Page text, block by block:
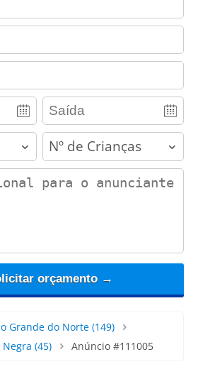
children
orçamento →
Grande do Norte(149)
Negra (45) Anúncio #111005